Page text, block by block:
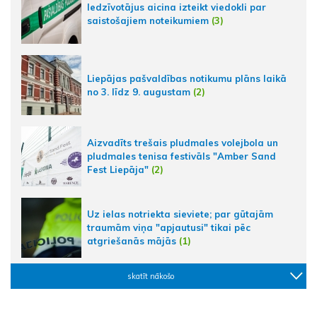
Iedzīvotājus aicina izteikt viedokli par
saistošajiem noteikumiem (3)
Liepājas pašvaldības notikumu plāns laikā
no 3. līdz 9. augustam (2)
Aizvadīts trešais pludmales volejbola un
pludmales tenisa festivāls "Amber Sand
Fest Liepāja" (2)
Uz ielas notriekta sieviete; par gūtajām
traumām viņa "apjautusi" tikai pēc
atgriešanās mājās (1)
skatīt nākošo